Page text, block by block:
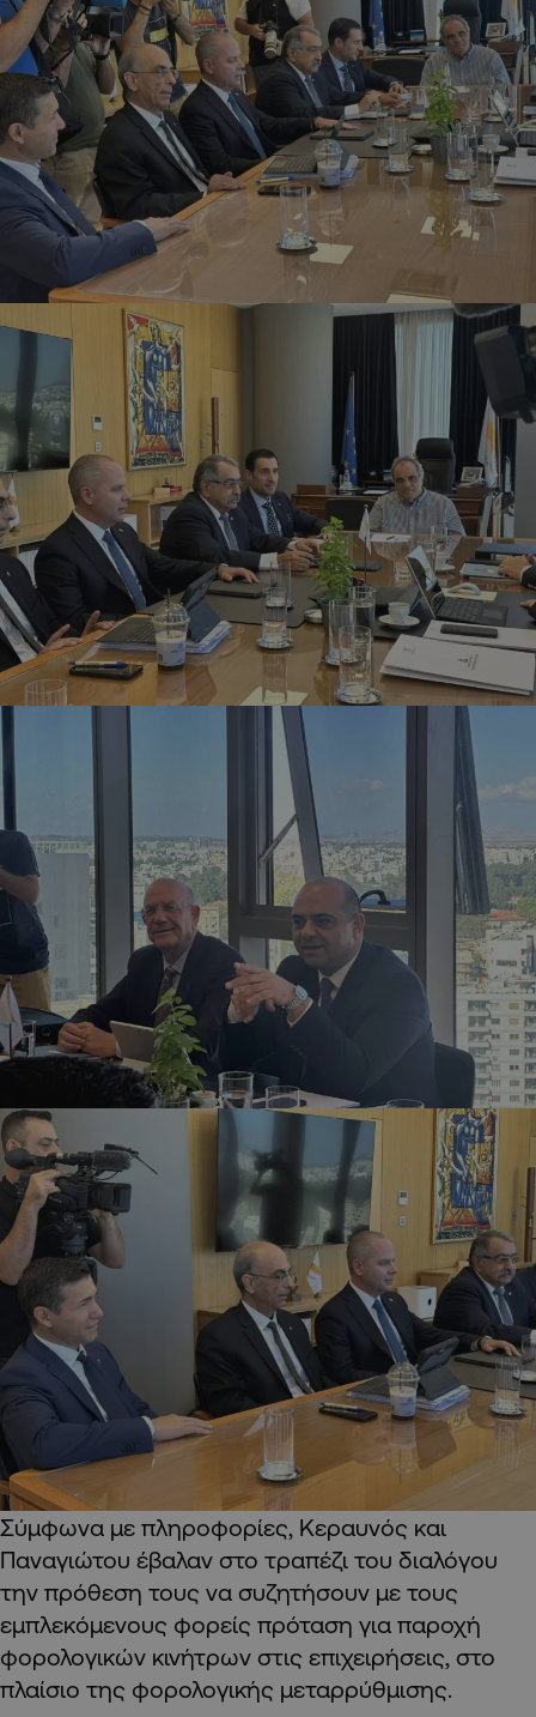
Σύμφωνα με πληροφορίες, Κεραυνός και
Παναγιώτου έβαλαν στο τραπέζι του διαλόγου
την πρόθεση τους να συζητήσουν με τους
εμπλεκόμενους φορείς πρόταση για παροχή
φορολογικών κινήτρων στις επιχειρήσεις, στο
πλαίσιο της φορολογικής μεταρρύθμισης.